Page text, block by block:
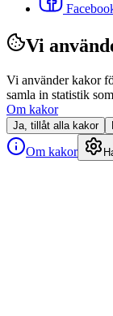
Vi
Vi använder kakor
samla in statistik
Om kakor
Ja, tillåt alla kakor
Om kakor